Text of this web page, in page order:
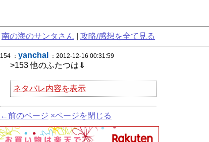
南の海のサンタさん 攻略/感想を全て見る
154 ： yanchal ：2012-12-16 00:31:59
>153 他のふたつは⇓
ネタバレ内容を表示
←前のページ ×ページを閉じる